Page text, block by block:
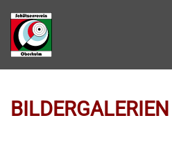
Zum Hauptinhalt springen
BILDERGALERIEN